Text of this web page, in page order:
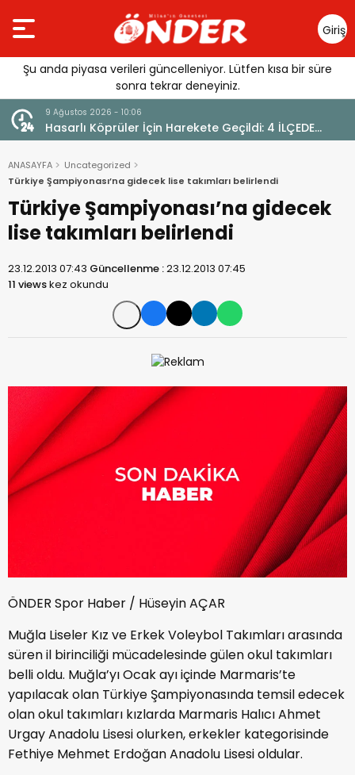
Giriş
Yap
Şu anda piyasa verileri güncelleniyor. Lütfen kısa bir süre
sonra tekrar deneyiniz.
9 Ağustos 2026 - 10:06
Hasarlı Köprüler İçin Harekete Geçildi: 4 İLÇEDE
ACELE KAMULAŞTIRMA
ANASAYFA
Uncategorized
Türkiye Şampiyonası’na gidecek lise takımları belirlendi
Türkiye Şampiyonası’na gidecek
lise takımları belirlendi
23.12.2013 07:43 Güncellenme :23.12.2013 07:45
11 viewskez okundu
ÖNDER Spor Haber / Hüseyin AÇAR
Muğla Liseler Kız ve Erkek Voleybol Takımları arasında
süren il birinciliği mücadelesinde gülen okul takımları
belli oldu. Muğla’yı Ocak ayı içinde Marmaris’te
yapılacak olan Türkiye Şampiyonasında temsil edecek
olan okul takımları kızlarda Marmaris Halıcı Ahmet
Urgay Anadolu Lisesi olurken, erkekler kategorisinde
Fethiye Mehmet Erdoğan Anadolu Lisesi oldular.